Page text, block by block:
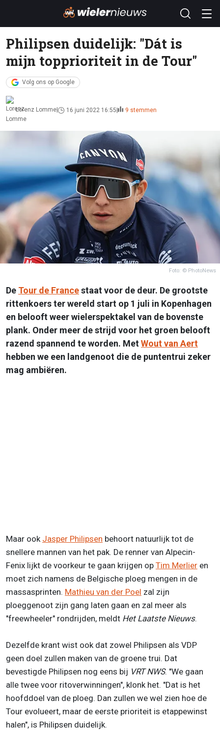
Philipsen duidelijk: "Dát is
mijn topprioriteit in de Tour"
Volg ons op Google
Lorenz Lomme 16 juni 2022 16:55 9 stemmen
Foto: © PhotoNews
De Tour de Francestaat voor de deur. De grootste
rittenkoers ter wereld start op 1 juli in Kopenhagen
en belooft weer wielerspektakel van de bovenste
plank. Onder meer de strijd voor het groen belooft
razend spannend te worden. MetWout van Aert
hebben we een landgenoot die de puntentrui zeker
mag ambiëren.
Maar ook Jasper Philipsen behoort natuurlijk tot de
snellere mannen van het pak. De renner van Alpecin-
Fenix lijkt de voorkeur te gaan krijgen op Tim Merlier en
moet zich namens de Belgische ploeg mengen in de
massasprinten. Mathieu van der Poel zal zijn
ploeggenoot zijn gang laten gaan en zal meer als
"freewheeler" rondrijden, meldt Het Laatste Nieuws.
Dezelfde krant wist ook dat zowel Philipsen als VDP
geen doel zullen maken van de groene trui. Dat
bevestigde Philipsen nog eens bij VRT NWS. "We gaan
alle twee voor ritoverwinningen", klonk het. "Dat is het
hoofddoel van de ploeg. Dan zullen we wel zien hoe de
Tour evolueert, maar de eerste prioriteit is etappewinst
halen", is Philipsen duidelijk.